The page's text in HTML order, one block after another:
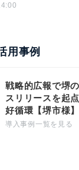
用事例
戦略的広報で堺
スリリースを起
好循環【堺市様】
導入事例一覧を見る